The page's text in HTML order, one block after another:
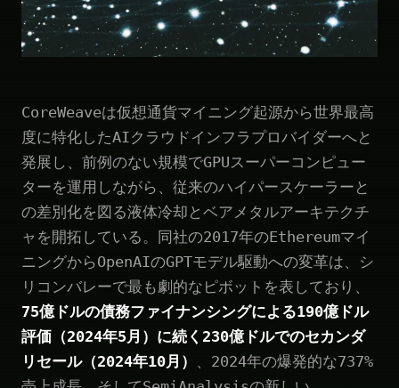
CoreWeaveは仮想通貨マイニング起源から世界最高
度に特化したAIクラウドインフラプロバイダーへと
発展し、前例のない規模でGPUスーパーコンピュー
ターを運用しながら、従来のハイパースケーラーと
の差別化を図る液体冷却とベアメタルアーキテクチ
ャを開拓している。同社の2017年のEthereumマイ
ニングからOpenAIのGPTモデル駆動への変革は、シ
リコンバレーで最も劇的なピボットを表しており、
75億ドルの債務ファイナンシングによる190億ドル
評価（2024年5月）に続く230億ドルでのセカンダ
リセール（2024年10月）
、2024年の爆発的な737%